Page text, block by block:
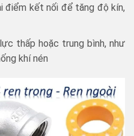
điểm kết nối để tăng độ kín,
thấp hoặc trung bình, như
khí nén